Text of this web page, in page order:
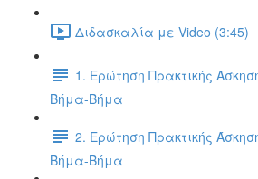
Διδασκαλία με Video (3:45)
1. Ερώτηση Πρακτικής
Βήμα-Βήμα
2. Ερώτηση Πρακτικής
Βήμα-Βήμα